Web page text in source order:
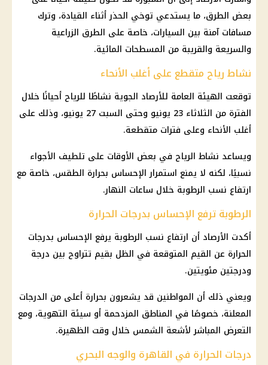
بعض الطرق، ما يستدعي توخي الحذر أثناء القيادة، وترك
مسافات آمنة بين السيارات، خاصة على الطرق الزراعية
والسريعة والقريبة من المسطحات المائية.
نشاط رياح متقطع على أغلب الأنحاء
توقعت الهيئة العامة للأرصاد الجوية نشاطًا للرياح أحيانًا خلال
الفترة من الثلاثاء 23 يونيو وحتى السبت 27 يونيو، وذلك على
أغلب الأنحاء وعلى فترات متقطعة.
ويساعد نشاط الرياح في بعض الأوقات على تلطيف الأجواء
نسبيًا، لكنه لا يمنع استمرار الإحساس بحرارة الطقس، خاصة مع
ارتفاع نسب الرطوبة خلال ساعات النهار.
الرطوبة ترفع الإحساس بدرجات الحرارة
أكدت الأرصاد أن ارتفاع نسب الرطوبة يرفع الإحساس بدرجات
الحرارة عن القيم المتوقعة في الظل بقيم تتراوح بين درجة
ودرجتين مئويتين.
ويعني ذلك أن المواطنين قد يشعرون بحرارة أعلى من الدرجات
المعلنة، خصوصًا في المناطق المزدحمة أو سيئة التهوية، ومع
التعرض المباشر لأشعة الشمس خلال وقت الظهيرة.
درجات الحرارة في القاهرة والوجه البحري